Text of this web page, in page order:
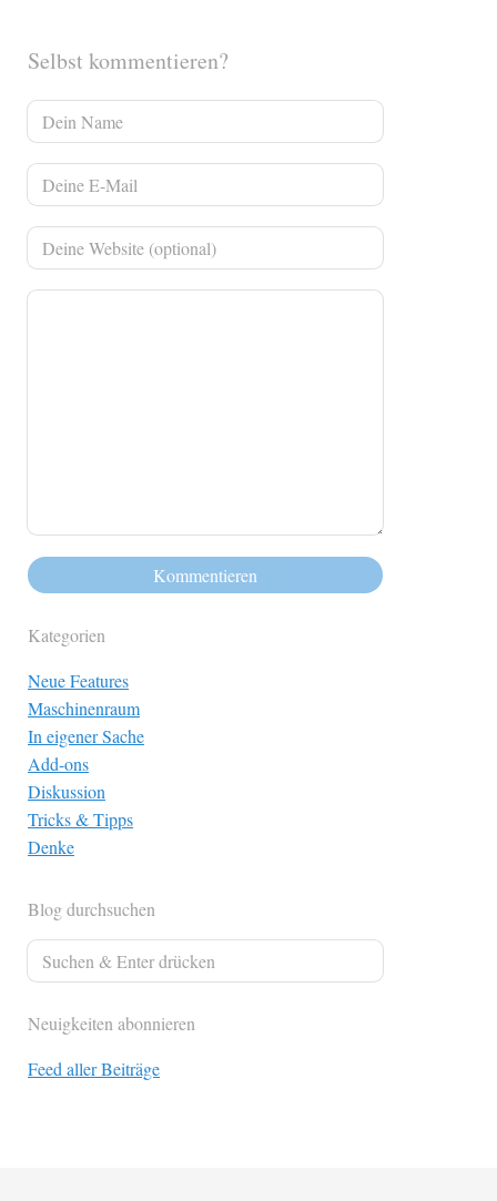
Selbst kommentieren?
Kategorien
Neue Features
Maschinenraum
In eigener Sache
Add-ons
Diskussion
Tricks & Tipps
Denke
Blog durchsuchen
Neuigkeiten abonnieren
Feed aller Beiträge